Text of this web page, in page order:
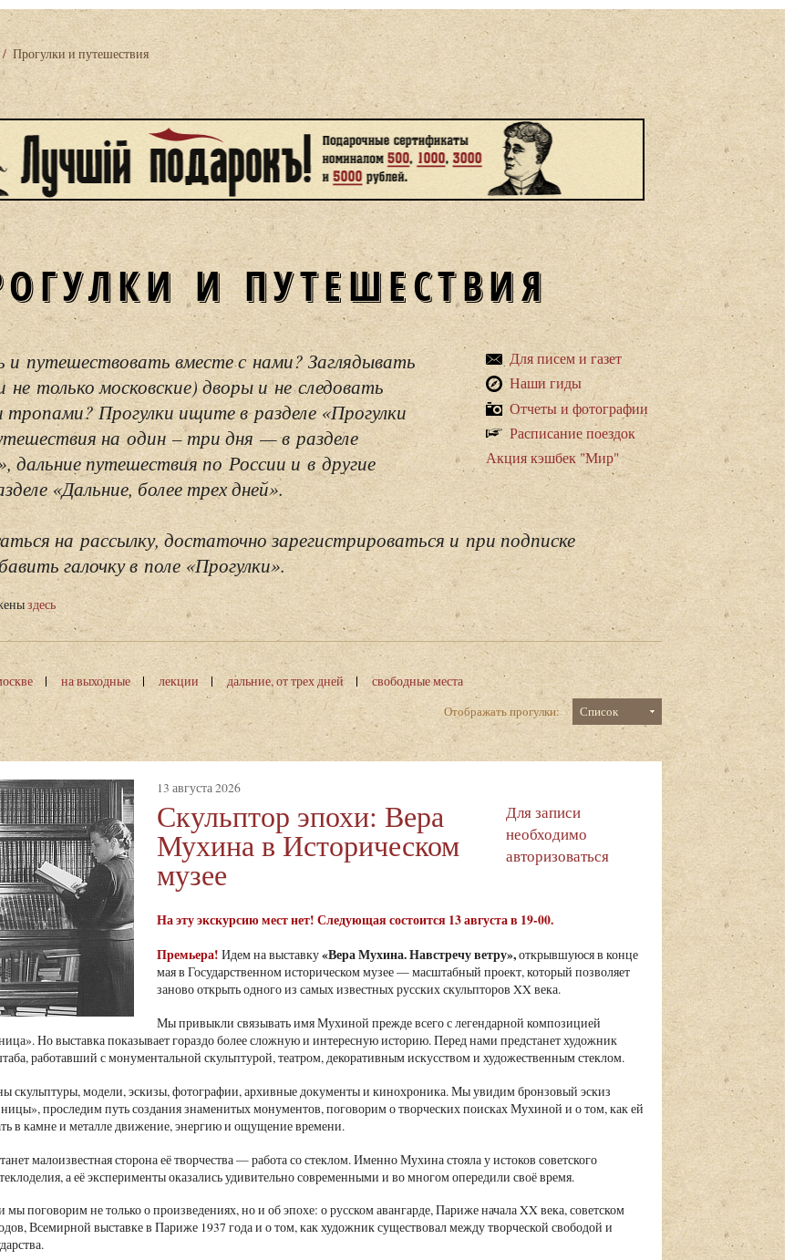
/ Прогулки и путешествия
И ПУТЕШЕСТВИЯ
Для писем и газет
Наши гиды
Отчеты и фотографии
Расписание поездок
Акция кэшбек "Мир"
и путешествовать вместе с нами? Заглядывать
не только московские) дворы и не следовать
Прогулки ищите в разделе «Прогулки
на один – три дня — в разделе
дальние путешествия по России и в другие
«Дальние, более трех дней».
на рассылку, достаточно зарегистрироваться и при подписке
галочку в поле «Прогулки».
здесь
на выходные лекции дальние, от трех дней
свободные места
Отображать прогулки:
Список
13 августа 2026
Скульптор эпохи: Вера
Мухина в Историческом
музее
Для записи
необходимо
авторизоваться
На эту экскурсию мест нет! Следующая состоится 13 августа в 19-00.
Премьера! Идем на выставку«Вера Мухина. Навстречу ветру»,открывшуюся в конце
мая в Государственном историческом музее — масштабный проект, который позволяет
заново открыть одного из самых известных русских скульпторов XX века.
Мы привыкли связывать имя Мухиной прежде всего с легендарной композицией
Но выставка показывает гораздо более сложную и интересную историю. Перед нами предстанет художник
работавший с монументальной скульптурой, театром, декоративным искусством и художественным стеклом.
скульптуры, модели, эскизы, фотографии, архивные документы и кинохроника. Мы увидим бронзовый эскиз
проследим путь создания знаменитых монументов, поговорим о творческих поисках Мухиной и о том, как ей
в камне и металле движение, энергию и ощущение времени.
малоизвестная сторона её творчества — работа со стеклом. Именно Мухина стояла у истоков советского
а её эксперименты оказались удивительно современными и во многом опередили своё время.
мы поговорим не только о произведениях, но и об эпохе: о русском авангарде, Париже начала XX века, советском
Всемирной выставке в Париже 1937 года и о том, как художник существовал между творческой свободой и